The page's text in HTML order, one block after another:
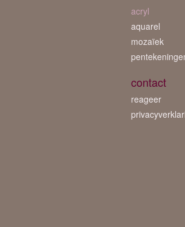
acryl
aquarel
mozaïek
contact
reageer